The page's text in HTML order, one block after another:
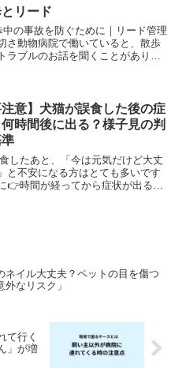
」と思うケースは少なくありませ
た---■ペットの...
リード
中の事故を防ぐために｜リード管理
さ動物病院で働いていると、散歩
ラブルのお話を聞くことがありま
れも、少しの注意...
注意】犬猫が誤食した後の症
時間後に出る？様子見の判
したあと、「今は元気だけど大丈
と不安になる方はとても多いです
👉時間が経ってから症状が出るケ
ネイル大丈夫？ペットの目を傷つ
外なリスク」
て行く
」が増